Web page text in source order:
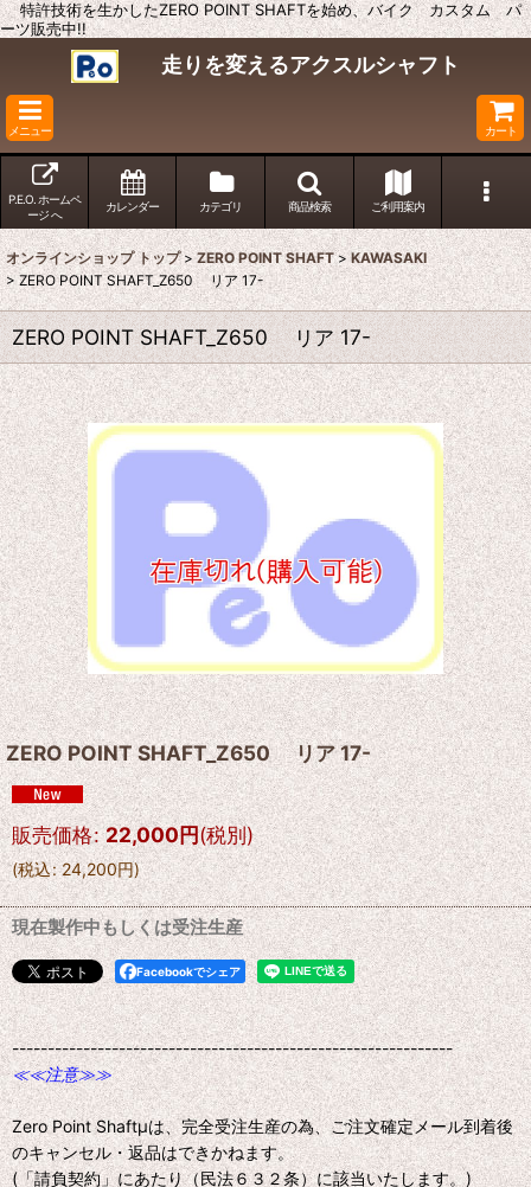
特許技術を生かしたZERO POINT SHAFTを始め、バイク カスタム パ
ーツ販売中!!
走りを変えるアクスルシャフト
メニュー カート
P.E.O. ホームペ
ージ へ
カレンダー カテゴリ 商品検索 ご利用案内
オンラインショップ トップ > ZERO POINT SHAFT > KAWASAKI
> ZERO POINT SHAFT_Z650 リア 17-
ZERO POINT SHAFT_Z650 リア 17-
ZERO POINT SHAFT_Z650 リア 17-
販売価格: 22,000円(税別)
(税込: 24,200円)
現在製作中もしくは受注生産
Facebookでシェア
--------------------------------------------------------------
≪≪注意≫≫
Zero Point Shaftμは、完全受注生産の為、ご注文確定メール到着後
のキャンセル・返品はできかねます。
(「請負契約」にあたり（民法６３２条）に該当いたします。)